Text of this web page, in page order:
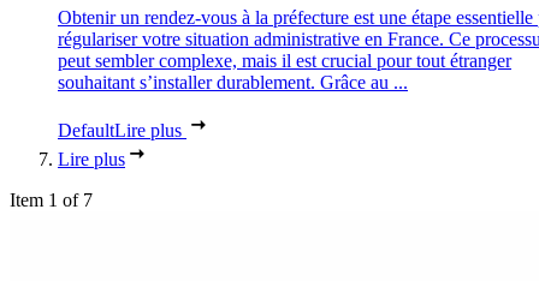
Obtenir un rendez-vous à la préfecture est une étape essentielle
régulariser votre situation administrative en France. Ce
peut sembler complexe, mais il est crucial pour tout étranger
souhaitant s’installer durablement. Grâce au ...
DefaultLire plus
Lire plus
Item 1 of 7